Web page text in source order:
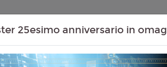
Listino Prezzi Contenuti Extra Proiezioni
25esimo anniversario in